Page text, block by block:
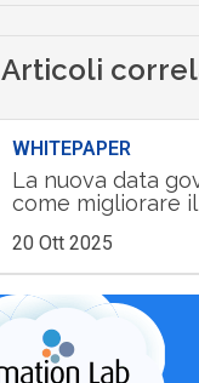
Articoli
WHITEPAPER
La nuova data
come migliorare
20 Ott 2025